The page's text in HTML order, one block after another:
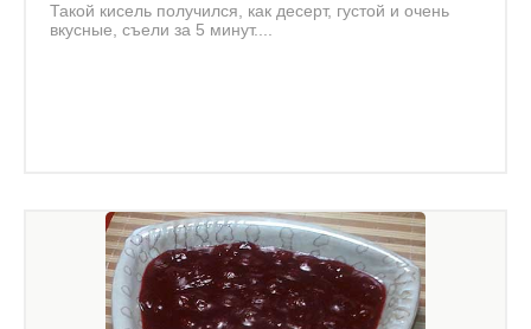
Такой кисель получился, как десерт, густой и очень
вкусные, съели за 5 минут....